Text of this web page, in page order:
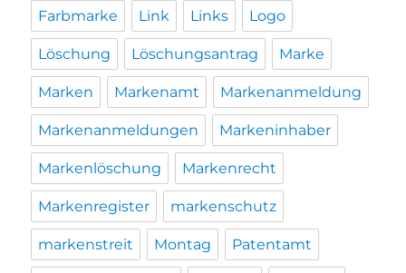
Farbmarke Link Links Logo
Löschung Löschungsantrag Marke
Marken Markenamt Markenanmeldung
Markenanmeldungen Markeninhaber
Markenlöschung Markenrecht
Markenregister markenschutz
markenstreit Montag Patentamt